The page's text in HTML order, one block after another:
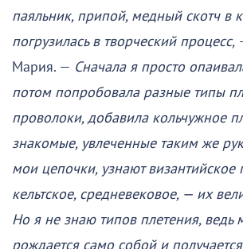
паяльник, припой, медный скотч в
погрузилась в творческий процесс,
Мария. — Сначала я просто
потом попробовала разные типы
проволоки, добавила кольчужное
знакомые, увлеченные таким же
мои цепочки, узнают византийское
кельтское, средневековое, — их
Но я не знаю типов плетения, ведь
рождается само собой и